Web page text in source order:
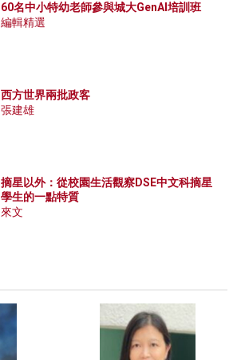
60名中小特幼老師參與城大GenAI培訓班
編輯精選
西方世界兩批政客
張建雄
摘星以外：從校園生活觀察DSE中文科摘星
學生的一點特質
來文